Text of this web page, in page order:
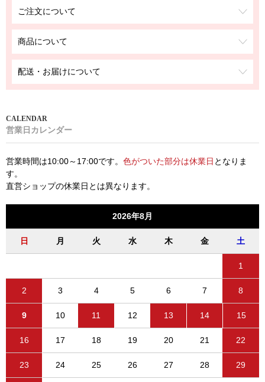
ご注文について
商品について
配送・お届けについて
営業日カレンダー
営業時間は10:00～17:00です。 色がついた部分は休業日 となりま
す。
直営ショップの休業日とは異なります。
2026年8月
日 月 火 水 木 金 土
1
2 3 4 5 6 7 8
9 10 11 12 13 14 15
16 17 18 19 20 21 22
23 24 25 26 27 28 29